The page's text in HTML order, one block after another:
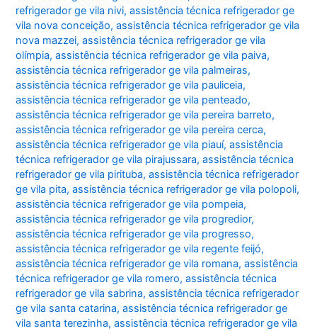
refrigerador ge vila nivi,assistência técnica refrigerador ge
vila nova conceição,assistência técnica refrigerador ge vila
nova mazzei,assistência técnica refrigerador ge vila
olímpia,assistência técnica refrigerador ge vila paiva,
assistência técnica refrigerador ge vila palmeiras,
assistência técnica refrigerador ge vila pauliceia,
assistência técnica refrigerador ge vila penteado,
assistência técnica refrigerador ge vila pereira barreto,
assistência técnica refrigerador ge vila pereira cerca,
assistência técnica refrigerador ge vila piauí,assistência
técnica refrigerador ge vila pirajussara,assistência técnica
refrigerador ge vila pirituba,assistência técnica refrigerador
ge vila pita,assistência técnica refrigerador ge vila polopoli,
assistência técnica refrigerador ge vila pompeia,
assistência técnica refrigerador ge vila progredior,
assistência técnica refrigerador ge vila progresso,
assistência técnica refrigerador ge vila regente feijó,
assistência técnica refrigerador ge vila romana,assistência
técnica refrigerador ge vila romero,assistência técnica
refrigerador ge vila sabrina,assistência técnica refrigerador
ge vila santa catarina,assistência técnica refrigerador ge
vila santa terezinha,assistência técnica refrigerador ge vila